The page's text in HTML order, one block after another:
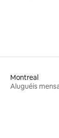
Montreal
Aluguéis